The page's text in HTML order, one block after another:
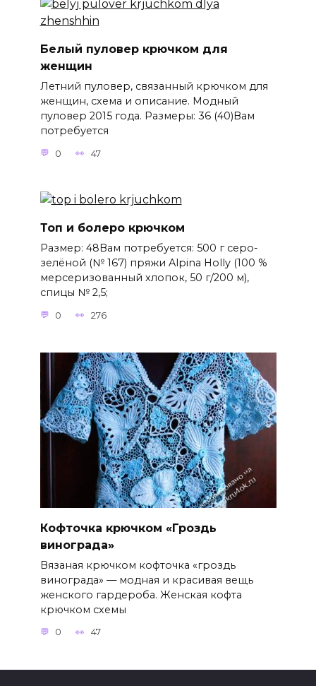
Белый пуловер крючком для
женщин
Летний пуловер, связанный крючком для
женщин, схема и описание. Модный
пуловер 2015 года. Размеры: 36 (40)Вам
потребуется
0 47
Топ и болеро крючком
Размер: 48Вам потребуется: 500 г серо-
зелёной (№ 167) пряжи Alpina Holly (100 %
мерсеризованный хлопок, 50 г/200 м),
спицы № 2,5;
0 276
Кофточка крючком «Гроздь
винограда»
Вязаная крючком кофточка «гроздь
винограда» — модная и красивая вещь
женского гардероба. Женская кофта
крючком схемы
0 47